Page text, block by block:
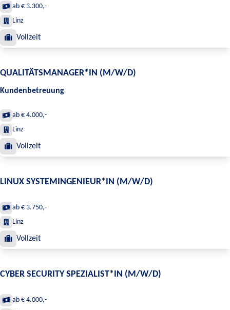
ab € 3.300,-
Linz
Vollzeit
QUALITÄTSMANAGER*IN (M/W/D)
Kundenbetreuung
ab € 4.000,-
Linz
Vollzeit
LINUX SYSTEMINGENIEUR*IN (M/W/D)
ab € 3.750,-
Linz
Vollzeit
CYBER SECURITY SPEZIALIST*IN (M/W/D)
ab € 4.000,-